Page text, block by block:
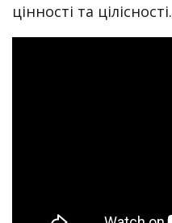
цінності та цілісності.